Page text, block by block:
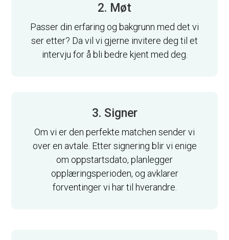
2. Møt
Passer din erfaring og bakgrunn med det vi
ser etter? Da vil vi gjerne invitere deg til et
intervju for å bli bedre kjent med deg.
3. Signer
Om vi er den perfekte matchen sender vi
over en avtale. Etter signering blir vi enige
om oppstartsdato, planlegger
opplæringsperioden, og avklarer
forventinger vi har til hverandre.